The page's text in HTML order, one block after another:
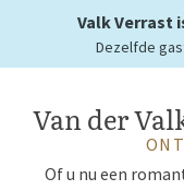
Valk Verrast
Dezelfde
Van der
Of u nu een